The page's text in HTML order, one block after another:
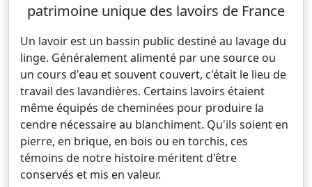
patrimoine unique des lavoirs de France
Un lavoir est un bassin public destiné au lavage du
linge. Généralement alimenté par une source ou
un cours d'eau et souvent couvert, c'était le lieu de
travail des lavandières. Certains lavoirs étaient
même équipés de cheminées pour produire la
cendre nécessaire au blanchiment. Qu'ils soient en
pierre, en brique, en bois ou en torchis, ces
témoins de notre histoire méritent d'être
conservés et mis en valeur.